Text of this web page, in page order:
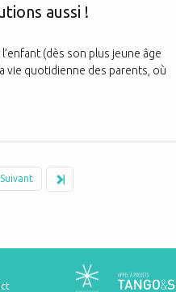
aussi !
(dès son plus jeune âge
vie quotidienne des parents, où
Suivant